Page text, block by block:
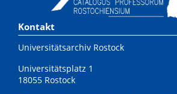
Kontakt
Universitätsarchiv Rostock
Universitätsplatz 1
18055 Rostock